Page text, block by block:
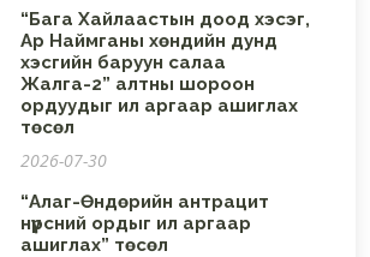
“Бага Хайлаастын доод хэсэг,
Ар Наймганы хөндийн дунд
хэсгийн баруун салаа
Жалга-2” алтны шороон
ордуудыг ил аргаар ашиглах
төсөл
2026-07-30
“Алаг-Өндөрийн антрацит
нүүрсний ордыг ил аргаар
ашиглах” төсөл